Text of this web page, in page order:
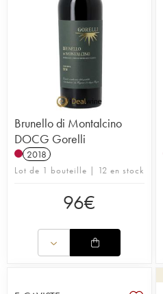
Brunello di Montalcino
DOCG Gorelli
2018
Lot de 1 bouteille | 12 en stock
96€